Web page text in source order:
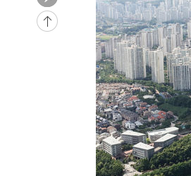
-30135초 전 >
[속보]코스피, 6300선
-27300초 전 >
시리아 다마스쿠스 교외
입추에도 극한더위…서
이란, 호르무즈서 "적국
[속보]美, 폴리실리콘
[속보]트럼프, 美 원정출
[속보] 뉴욕증시, 일제